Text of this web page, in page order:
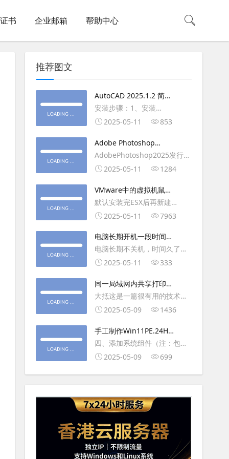
书 企业邮箱 帮助中心
推荐图文
AutoCAD 2025.1.2 简体
中文版（64位）破解版下
载
安装步骤：1、安装
AutoCAD_2025.1.2_Update3、
复制Crack里面的文件到
AutoCAD安装目录里，覆盖同
名文件4、完最低
2025-05-11 853
Adobe Photoshop
2025（v26.6.1）多语言
破解版下载
AdobePhotoshop2025发行
年：2025版本：26.6.1.7开发
平台：WindowsX64界面语
言：英语/匈牙利/匈牙利/越南/
荷兰/印尼/西班牙/西班牙语/意
大利
2025-05-11 1284
VMware中的虚拟机鼠标
移动缓慢,VMware虚拟机
卡顿慢,鼠标移动卡顿问题
默认安装完ESX后再新建
WINDOWS虚拟主机，如
操作虚拟主机，鼠标会非常
钝，这是因为虚拟机没有鼠标
驱动，通过安装vmwaretool后
就可以解决此问
2025-05-11 7963
电脑长期开机一段时间就
卡顿怎么处理
电脑长期不关机，时间久了就
会一直卡，CPU和内存都没占
久，打开任务管理器5秒钟。一
般重启下电脑就可以了或重启
下资源管理器(explorer.exe进
程).
2025-05-11 333
同一局域网内共享打印机
的连接及相关问题解决方
法
大抵这是一篇很有用的技术教
程文章吧！涉及的内容普遍而
不自觉地点赞收藏吧~包含内容
有：共享前的准备工作在设置
打印机共享之前，你得先确保
两台电脑
2025-05-09 1436
手工制作Win11PE.24H2
LTSC2024详细教程2
四、添加系统组件（注：包含
DWM、BitLocker解锁、MMC
第5卷提取以下文件到BOOT文
件夹：;DWM桌面窗口管理器
2025-05-09 699